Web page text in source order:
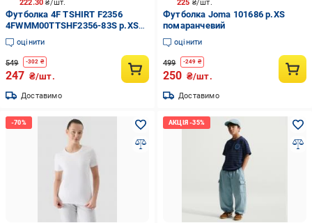
222.30₴/шт.
Футболка 4F TSHIRT F2356
4FWMM00TTSHF2356-83S р.XS
бежевий
оцінити
549 -302 ₴
247 ₴/шт.
Доставимо
225 ₴/шт.
Футболка Joma 101686 р.XS
помаранчевий
оцінити
499 -249 ₴
250 ₴/шт.
Доставимо